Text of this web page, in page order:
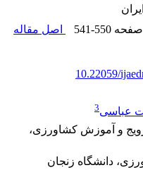
صفحه 541-550
اصل مقاله
10.22059/
عباسی3
و آموزش کشاورزی،
دانشگاه زنجان